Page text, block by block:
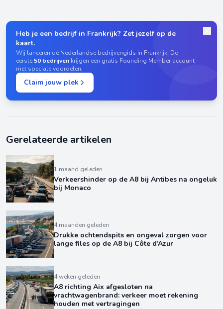
Heb je een bedrijf in Frankrijk? Zet jezelf op de
kaart.
Wij lanceren dé Nederlandse bedrijvengids in Frankrijk. De
eerste50 bedrijven krijgen een gratis Founding Member account
met speciale voordelen.
Claim jouw plek
Gerelateerde artikelen
1 maand geleden
Verkeershinder op de A8 bij Antibes na ongeluk
bij Monaco
4 maanden geleden
Drukke ochtendspits en ongeval zorgen voor
lange files op de A8 bij Côte d’Azur
4 weken geleden
A8 richting Aix afgesloten na
vrachtwagenbrand: verkeer moet rekening
houden met vertragingen